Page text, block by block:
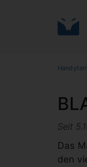
Seit
Das
den